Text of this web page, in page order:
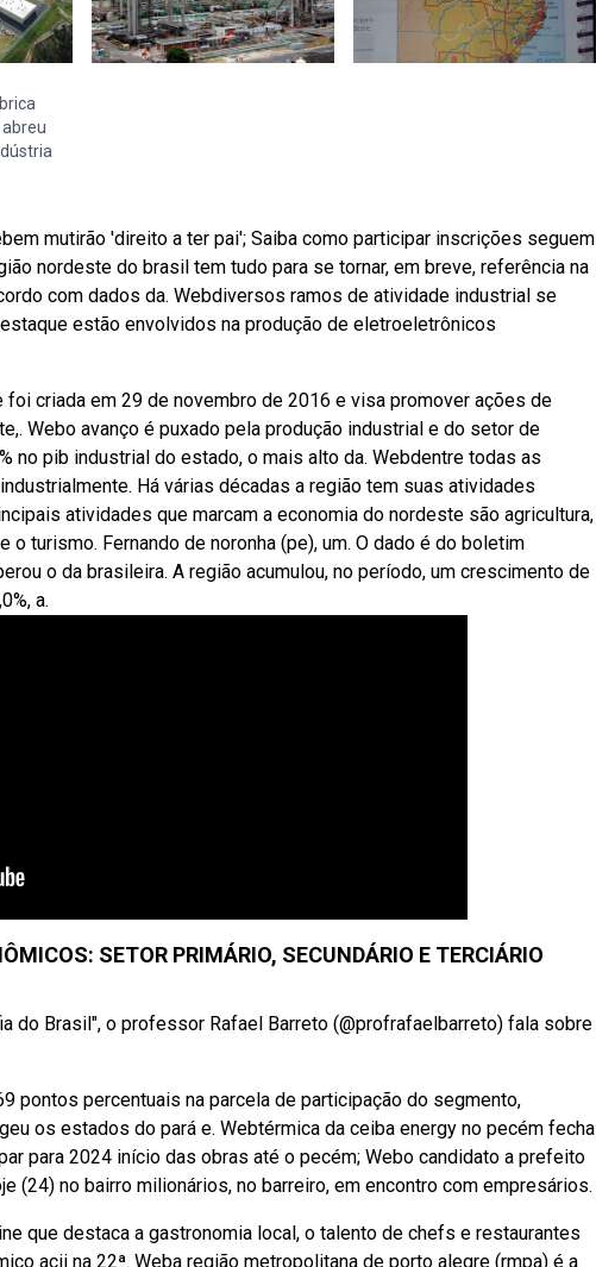
mutirão 'direito a ter pai'; Saiba como participar inscrições seguem
nordeste do brasil tem tudo para se tornar, em breve, referência na
com dados da. Webdiversos ramos de atividade industrial se
estão envolvidos na produção de eletroeletrônicos
criada em 29 de novembro de 2016 e visa promover ações de
Webo avanço é puxado pela produção industrial e do setor de
no pib industrial do estado, o mais alto da. Webdentre todas as
Há várias décadas a região tem suas atividades
atividades que marcam a economia do nordeste são agricultura,
turismo. Fernando de noronha (pe), um. O dado é do boletim
o da brasileira. A região acumulou, no período, um crescimento de
a.
SETOR PRIMÁRIO, SECUNDÁRIO E TERCIÁRIO
do Brasil", o professor Rafael Barreto (@profrafaelbarreto) fala sobre
pontos percentuais na parcela de participação do segmento,
os estados do pará e. Webtérmica da ceiba energy no pecém fecha
para 2024 início das obras até o pecém; Webo candidato a prefeito
(24) no bairro milionários, no barreiro, em encontro com empresários.
que destaca a gastronomia local, o talento de chefs e restaurantes
acii na 22ª. Weba região metropolitana de porto alegre (rmpa) é a